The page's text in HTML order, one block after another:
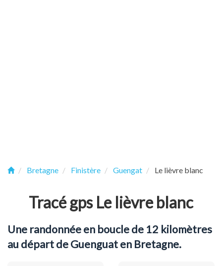
Bretagne Finistère Guengat Le lièvre blanc
Tracé gps Le lièvre blanc
Une randonnée en boucle de 12 kilomètres
au départ de Guenguat en Bretagne.